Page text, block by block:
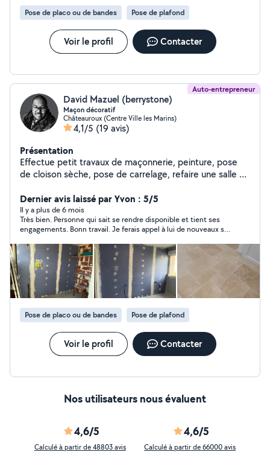
Pose de placo ou de bandes
Pose de plafond
Voir le profil Contacter
Auto-entrepreneur
David Mazuel (berrystone)
Maçon décoratif
Châteauroux (Centre Ville les Marins)
4,1/5 (19 avis)
Présentation
Effectue petit travaux de maçonnerie, peinture, pose
de cloison sèche, pose de carrelage, refaire une salle de
Dernier avis laissé par Yvon : 5/5
Il y a plus de 6 mois
Très bien. Personne qui sait se rendre disponible et tient ses
engagements. Bonn travail. Je ferais appel à lui de nouveaux si
Pose de placo ou de bandes Pose de plafond
Voir le profil Contacter
Nos utilisateurs nous évaluent
4,6/5
Calculé à partir de 48803 avis
4,6/5
Calculé à partir de 66000 avis